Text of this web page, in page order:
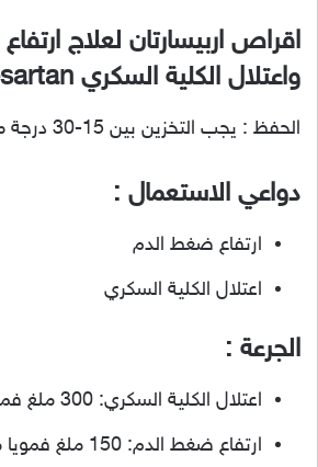
اقراص اربيسارتان لعلاج
واعتلال الكلية السكري Irbesartan
الحفظ : يجب التخزين بين 15-30 درجة مئوية.
دواعي الاستعمال :
ارتفاع ضغط الدم
اعتلال الكلية السكري
الجرعة :
اعتلال الكلية السكري: 300 ملغ فمويا مرة واحدة يوميا.
ارتفاع ضغط الدم: 150 ملغ فمويا مرة واحدة يوميا.